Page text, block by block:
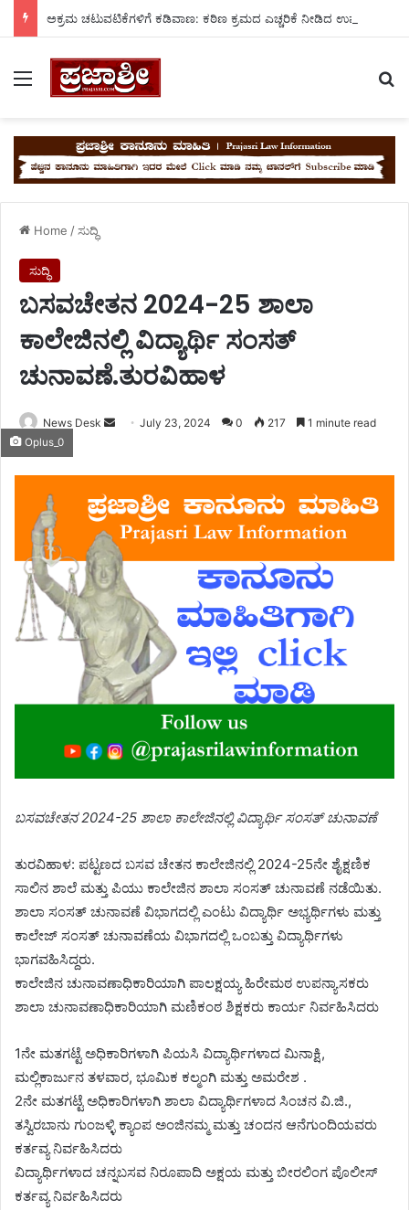
Menu
Home /ಸುದ್ಧಿ
ಸುದ್ಧಿ
ಬಸವಚೇತನ 2024-25 ಶಾಲಾ
ಕಾಲೇಜಿನಲ್ಲಿ ವಿದ್ಯಾರ್ಥಿ ಸಂಸತ್
ಚುನಾವಣೆ.ತುರವಿಹಾಳ
News Desk
Send July 23, 2024 0 217 1 minute read
Oplus_0
ಬಸವಚೇತನ 2024-25 ಶಾಲಾ ಕಾಲೇಜಿನಲ್ಲಿ ವಿದ್ಯಾರ್ಥಿ ಸಂಸತ್ ಚುನಾವಣೆ
ತುರವಿಹಾಳ: ಪಟ್ಟಣದ ಬಸವ ಚೇತನ ಕಾಲೇಜಿನಲ್ಲಿ 2024-25ನೇ ಶೈಕ್ಷಣಿಕ
ಸಾಲಿನ ಶಾಲೆ ಮತ್ತು ಪಿಯು ಕಾಲೇಜಿನ ಶಾಲಾ ಸಂಸತ್ ಚುನಾವಣೆ ನಡೆಯಿತು.
ಶಾಲಾ ಸಂಸತ್ ಚುನಾವಣೆ ವಿಭಾಗದಲ್ಲಿ ಎಂಟು ವಿದ್ಯಾರ್ಥಿ ಅಭ್ಯರ್ಥಿಗಳು ಮತ್ತು
ಕಾಲೇಜ್ ಸಂಸತ್ ಚುನಾವಣೆಯ ವಿಭಾಗದಲ್ಲಿ ಒಂಬತ್ತು ವಿದ್ಯಾರ್ಥಿಗಳು
ಭಾಗವಹಿಸಿದ್ದರು.
ಕಾಲೇಜಿನ ಚುನಾವಣಾಧಿಕಾರಿಯಾಗಿ ಪಾಲಕ್ಷಯ್ಯ ಹಿರೇಮಠ ಉಪನ್ಯಾಸಕರು
ಶಾಲಾ ಚುನಾವಣಾಧಿಕಾರಿಯಾಗಿ ಮಣಿಕಂಠ ಶಿಕ್ಷಕರು ಕಾರ್ಯ ನಿರ್ವಹಿಸಿದರು
1ನೇ ಮತಗಟ್ಟೆ ಅಧಿಕಾರಿಗಳಾಗಿ ಪಿಯಸಿ ವಿದ್ಯಾರ್ಥಿಗಳಾದ ಮಿನಾಕ್ಷಿ,
ಮಲ್ಲಿಕಾರ್ಜುನ ತಳವಾರ, ಭೂಮಿಕ ಕಲ್ಮಂಗಿ ಮತ್ತು ಅಮರೇಶ .
2ನೇ ಮತಗಟ್ಟೆ ಅಧಿಕಾರಿಗಳಾಗಿ ಶಾಲಾ ವಿದ್ಯಾರ್ಥಿಗಳಾದ ಸಿಂಚನ ವಿ.ಜಿ.,
ತಸ್ವಿರಬಾನು ಗುಂಜಳ್ಳಿ ಕ್ಯಾಂಪ ಅಂಜಿನಮ್ಮ ಮತ್ತು ಚಂದನ ಆನೆಗುಂದಿಯವರು
ಕರ್ತವ್ಯ ನಿರ್ವಹಿಸಿದರು
ವಿದ್ಯಾರ್ಥಿಗಳಾದ ಚನ್ನಬಸವ ನಿರೂಪಾದಿ ಅಕ್ಷಯ ಮತ್ತು ಬೀರಲಿಂಗ ಪೊಲೀಸ್
ಕರ್ತವ್ಯ ನಿರ್ವಹಿಸಿದರು